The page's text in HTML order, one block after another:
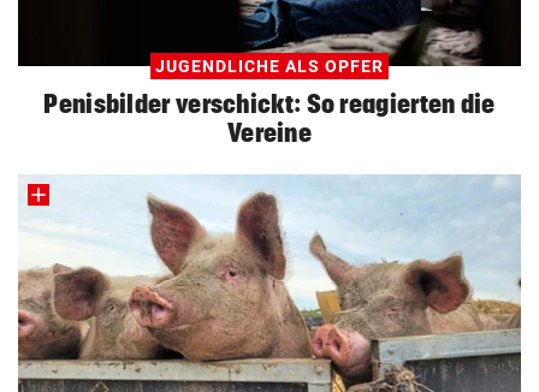
JUGENDLICHE ALS OPFER
Penisbilder verschickt: So reagierten die
Vereine